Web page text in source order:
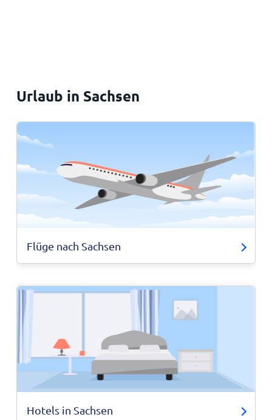
Urlaub in Sachsen
Flüge nach Sachsen
Hotels in Sachsen